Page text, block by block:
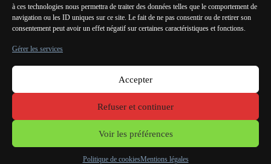
à ces technologies nous permettra de traiter des données telles que le comportement de
navigation ou les ID uniques sur ce site. Le fait de ne pas consentir ou de retirer son
consentement peut avoir un effet négatif sur certaines caractéristiques et fonctions.
Gérer les services
Accepter
Refuser et continuer
Voir les préférences
Politique de cookiesMentions légales